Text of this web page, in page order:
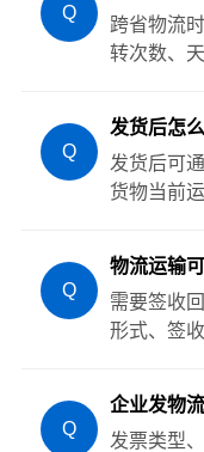
Q
跨省物流
转次数、
Q
发货后怎
发货后可
货物当前
Q
物流运输
需要签收
形式、签
Q
企业发物
发票类型